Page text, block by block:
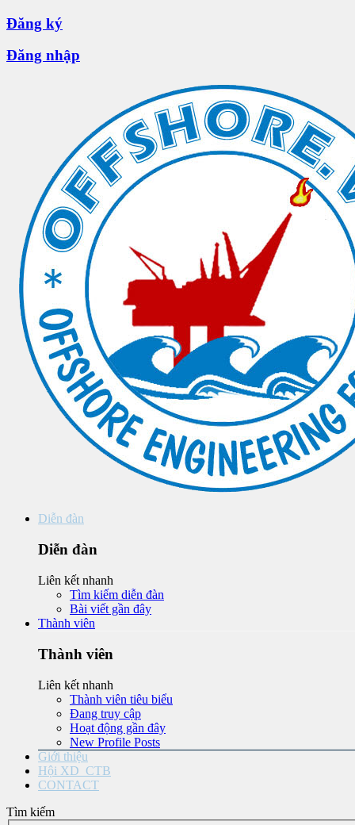
Đăng ký
Đăng nhập
Diễn đàn
Diễn đàn
Liên kết nhanh
Tìm kiếm diễn đàn
Bài viết gần đây
Thành viên
Thành viên
Liên kết nhanh
Thành viên tiêu biểu
Đang truy cập
Hoạt động gần đây
New Profile Posts
Giới thiệu
Hội XD_CTB
CONTACT
Tìm kiếm